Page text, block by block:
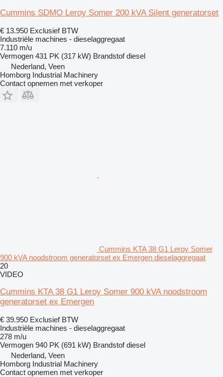
Cummins SDMO Leroy Somer 200 kVA Silent generatorset
€ 13.950 Exclusief BTW
Industriële machines - dieselaggregaat
7.110 m/u
Vermogen 431 PK (317 kW) Brandstof diesel
Nederland, Veen
Homborg Industrial Machinery
Contact opnemen met verkoper
Cummins KTA 38 G1 Leroy Somer
900 kVA noodstroom generatorset ex Emergen dieselaggregaat
20
VIDEO
Cummins KTA 38 G1 Leroy Somer 900 kVA noodstroom
generatorset ex Emergen
€ 39.950 Exclusief BTW
Industriële machines - dieselaggregaat
278 m/u
Vermogen 940 PK (691 kW) Brandstof diesel
Nederland, Veen
Homborg Industrial Machinery
Contact opnemen met verkoper